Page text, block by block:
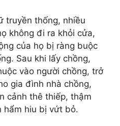
truyền thống, nhiều
không đi ra khỏi cửa,
của họ bị ràng buộc
Sau khi lấy chồng,
vào người chồng, trở
gia đình nhà chồng,
cảnh thê thiếp, thậm
hẩm hiu bị vứt bỏ.